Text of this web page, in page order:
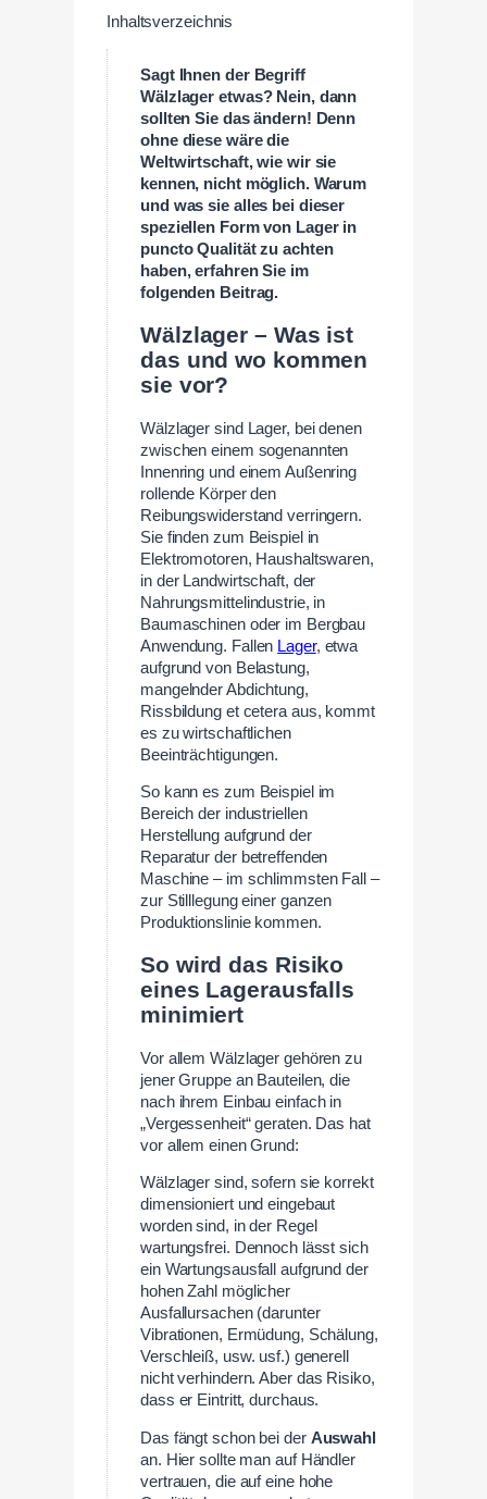
Inhaltsverzeichnis
Sagt Ihnen der Begriff
Wälzlager etwas? Nein, dann
sollten Sie das ändern! Denn
ohne diese wäre die
Weltwirtschaft, wie wir sie
kennen, nicht möglich. Warum
und was sie alles bei dieser
speziellen Form von Lager in
puncto Qualität zu achten
haben, erfahren Sie im
folgenden Beitrag.
Wälzlager – Was ist
das und wo kommen
sie vor?
Wälzlager sind Lager, bei denen
zwischen einem sogenannten
Innenring und einem Außenring
rollende Körper den
Reibungswiderstand verringern.
Sie finden zum Beispiel in
Elektromotoren, Haushaltswaren,
in der Landwirtschaft, der
Nahrungsmittelindustrie, in
Baumaschinen oder im Bergbau
Anwendung. Fallen Lager, etwa
aufgrund von Belastung,
mangelnder Abdichtung,
Rissbildung et cetera aus, kommt
es zu wirtschaftlichen
Beeinträchtigungen.
So kann es zum Beispiel im
Bereich der industriellen
Herstellung aufgrund der
Reparatur der betreffenden
Maschine – im schlimmsten Fall –
zur Stilllegung einer ganzen
Produktionslinie kommen.
So wird das Risiko
eines Lagerausfalls
minimiert
Vor allem Wälzlager gehören zu
jener Gruppe an Bauteilen, die
nach ihrem Einbau einfach in
„Vergessenheit“ geraten. Das hat
vor allem einen Grund:
Wälzlager sind, sofern sie korrekt
dimensioniert und eingebaut
worden sind, in der Regel
wartungsfrei. Dennoch lässt sich
ein Wartungsausfall aufgrund der
hohen Zahl möglicher
Ausfallursachen (darunter
Vibrationen, Ermüdung, Schälung,
Verschleiß, usw. usf.) generell
nicht verhindern. Aber das Risiko,
dass er Eintritt, durchaus.
Das fängt schon bei der Auswahl
an. Hier sollte man auf Händler
vertrauen, die auf eine hohe